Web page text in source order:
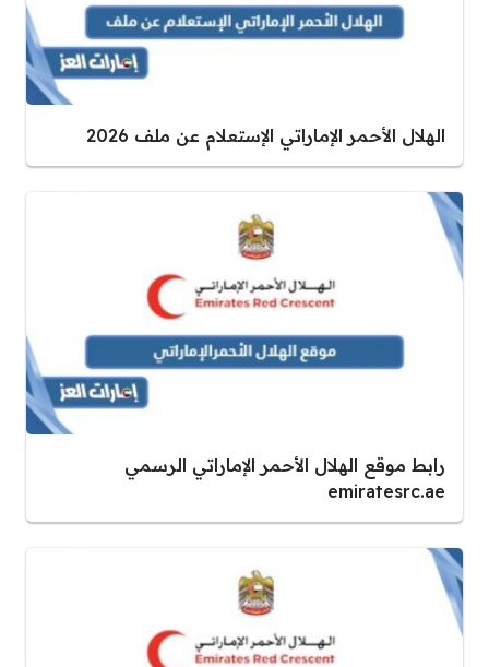
الهلال الأحمر الإماراتي الإستعلام عن ملف 2026
رابط موقع الهلال الأحمر الإماراتي الرسمي
emiratesrc.ae